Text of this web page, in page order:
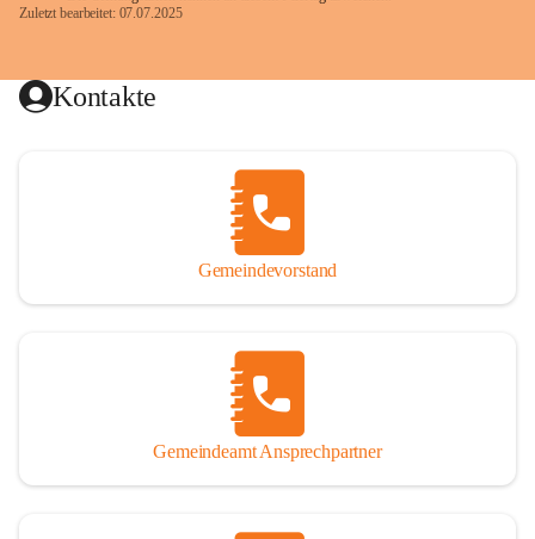
Zuletzt bearbeitet: 07.07.2025
Kontakte
Gemeindevorstand
Gemeindeamt Ansprechpartner